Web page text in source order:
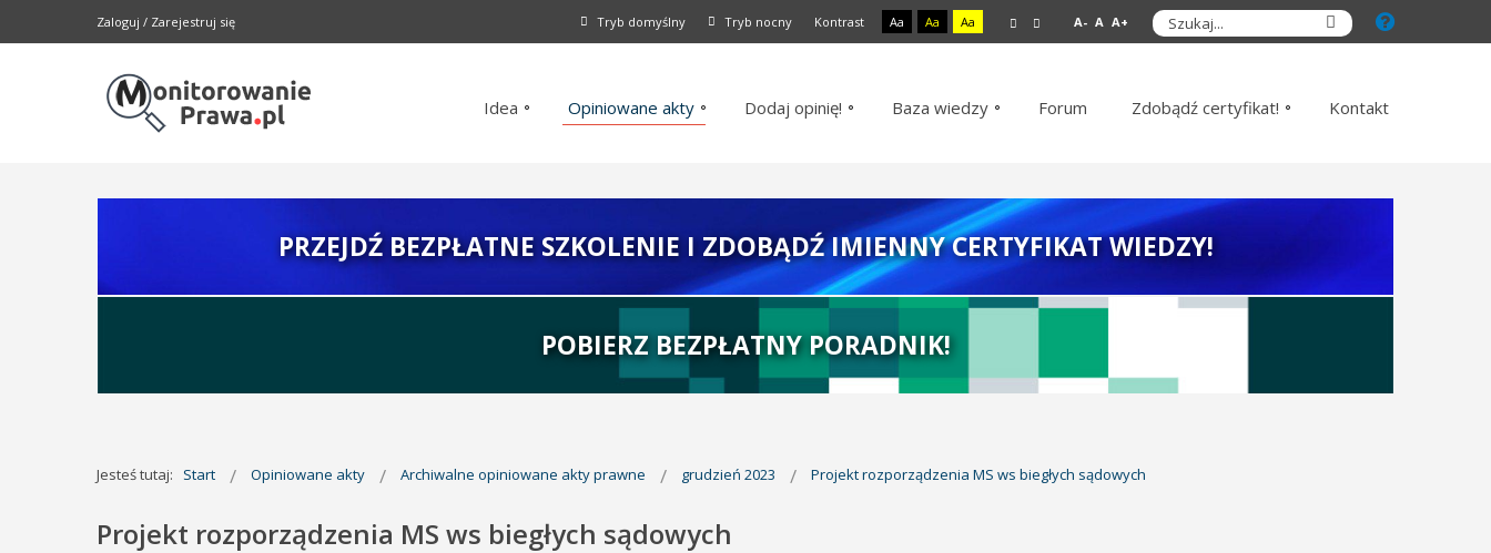
Zaloguj / Zarejestruj się Tryb domyślny Tryb nocny Kontrast Aa Aa Aa A- A A+
Idea Opiniowane akty Dodaj opinię! Baza wiedzy Forum Zdobądź certyfikat! Kontakt
PRZEJDŹ BEZPŁATNE SZKOLENIE I ZDOBĄDŹ IMIENNY CERTYFIKAT WIEDZY!
POBIERZ BEZPŁATNY PORADNIK!
Jesteś tutaj: Start Opiniowane akty Archiwalne opiniowane akty prawne grudzień 2023 Projekt rozporządzenia MS ws biegłych sądowych
Projekt rozporządzenia MS ws biegłych sądowych